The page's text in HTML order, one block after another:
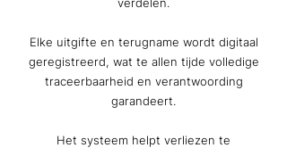
Elke uitgifte en terugname wordt digitaal
geregistreerd, wat te allen tijde volledige
traceerbaarheid en verantwoording
garandeert.
Het systeem helpt verliezen te